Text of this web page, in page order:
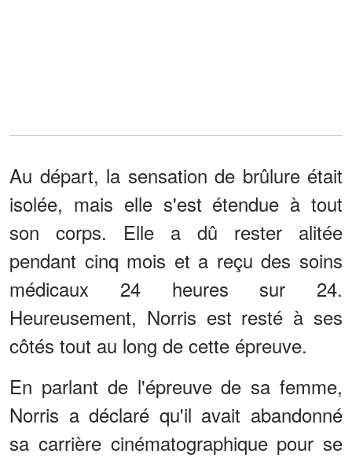
Au départ, la sensation de brûlure était
isolée, mais elle s'est étendue à tout
son corps. Elle a dû rester alitée
pendant cinq mois et a reçu des soins
médicaux 24 heures sur 24.
Heureusement, Norris est resté à ses
côtés tout au long de cette épreuve.
En parlant de l'épreuve de sa femme,
Norris a déclaré qu'il avait abandonné
sa carrière cinématographique pour se